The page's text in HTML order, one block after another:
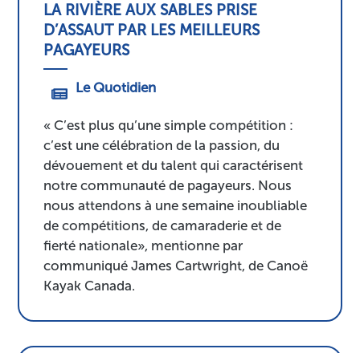
LA RIVIÈRE AUX SABLES PRISE
D’ASSAUT PAR LES MEILLEURS
PAGAYEURS
Le Quotidien
« C’est plus qu’une simple compétition :
c’est une célébration de la passion, du
dévouement et du talent qui caractérisent
notre communauté de pagayeurs. Nous
nous attendons à une semaine inoubliable
de compétitions, de camaraderie et de
fierté nationale», mentionne par
communiqué James Cartwright, de Canoë
Kayak Canada.